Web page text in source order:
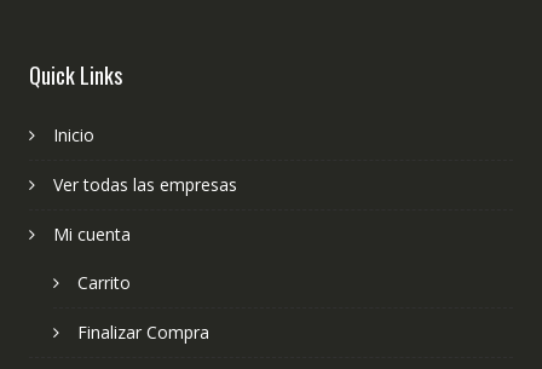
Quick Links
Inicio
Ver todas las empresas
Mi cuenta
Carrito
Finalizar Compra